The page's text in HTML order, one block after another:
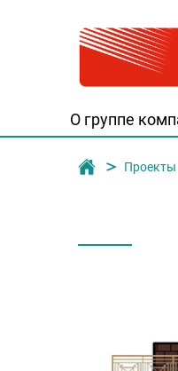
О группе
ГруппаПроекты